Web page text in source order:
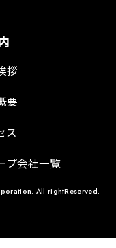
拶
要
ス
プ会社一覧
All rightReserved.